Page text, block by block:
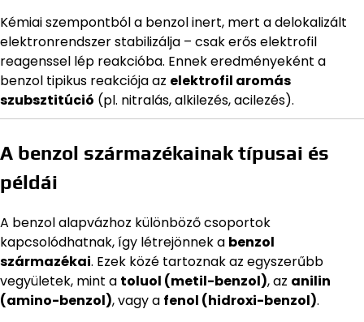
Kémiai szempontból a benzol inert, mert a delokalizált
elektronrendszer stabilizálja – csak erős elektrofil
reagenssel lép reakcióba. Ennek eredményeként a
benzol tipikus reakciója az elektrofil aromás
szubsztitúció (pl. nitralás, alkilezés, acilezés).
A benzol származékainak típusai és
példái
A benzol alapvázhoz különböző csoportok
kapcsolódhatnak, így létrejönnek a benzol
származékai. Ezek közé tartoznak az egyszerűbb
vegyületek, mint a toluol (metil-benzol), az anilin
(amino-benzol), vagy a fenol (hidroxi-benzol).